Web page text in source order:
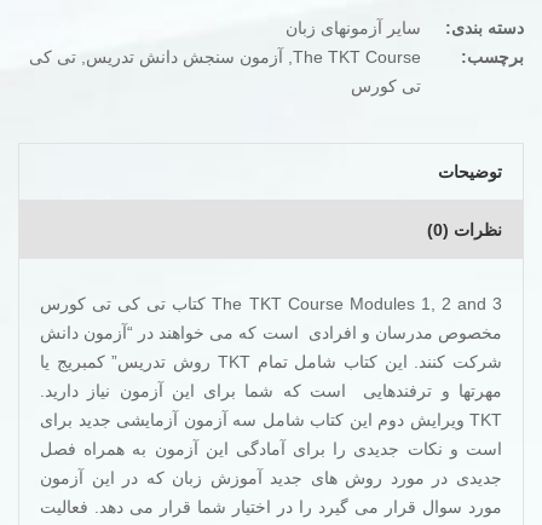
دسته بندی:
سایر آزمونهای زبان
برچسب:
The TKT Course
, آزمون سنجش دانش تدریس , تی کی
تی کورس
توضیحات
نظرات (0)
کتاب تی کی تی کورس The TKT Course Modules 1, 2 and 3
مخصوص مدرسان و افرادی است که می خواهند در “آزمون دانش
روش تدریس” کمبریج یا TKT شرکت کنند. این کتاب شامل تمام
مهرتها و ترفندهایی است که شما برای این آزمون نیاز دارید.
ویرایش دوم این کتاب شامل سه آزمون آزمایشی جدید برای TKT
است و نکات جدیدی را برای آمادگی این آزمون به همراه فصل
جدیدی در مورد روش های جدید آموزش زبان که در این آزمون
مورد سوال قرار می گیرد را در اختیار شما قرار می دهد. فعالیت